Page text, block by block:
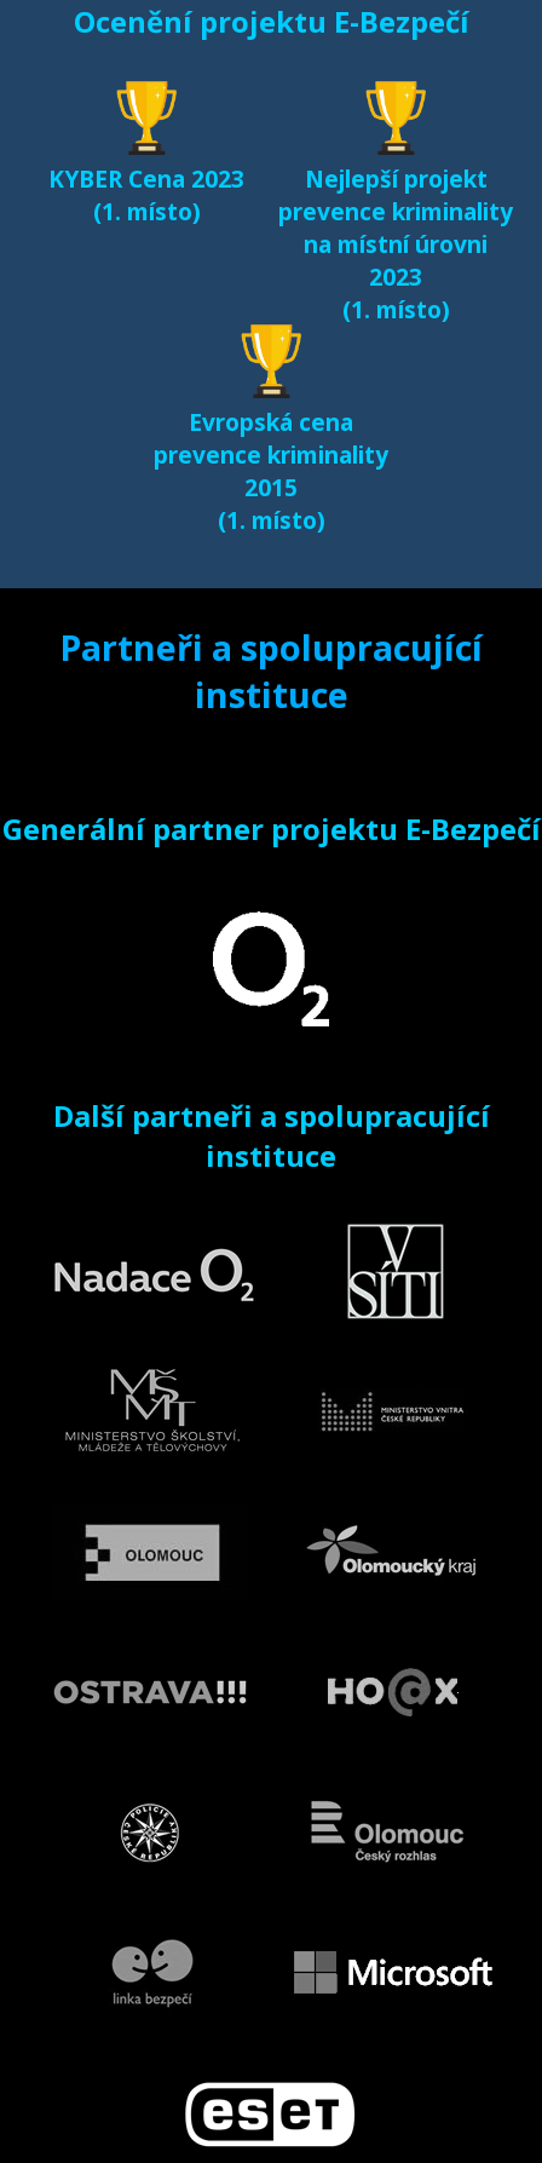
Ocenění projektu E-Bezpečí
KYBER Cena 2023
(1. místo)
Nejlepší projekt
prevence kriminality
na místní úrovni
2023
(1. místo)
Evropská cena
prevence kriminality
2015
(1. místo)
Partneři a spolupracující
instituce
Generální partner projektu E-Bezpečí
Další partneři a spolupracující
instituce